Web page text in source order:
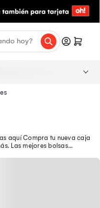
aquí Compra tu nueva caja
Las mejores bolsas